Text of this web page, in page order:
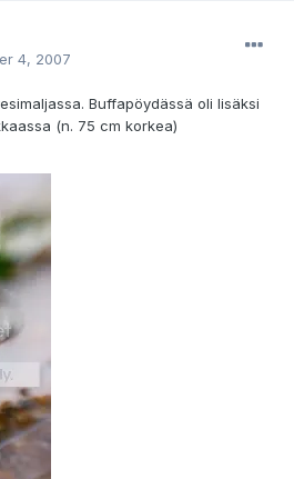
4, 2007
Buffapöydässä oli lisäksi
(n. 75 cm korkea)